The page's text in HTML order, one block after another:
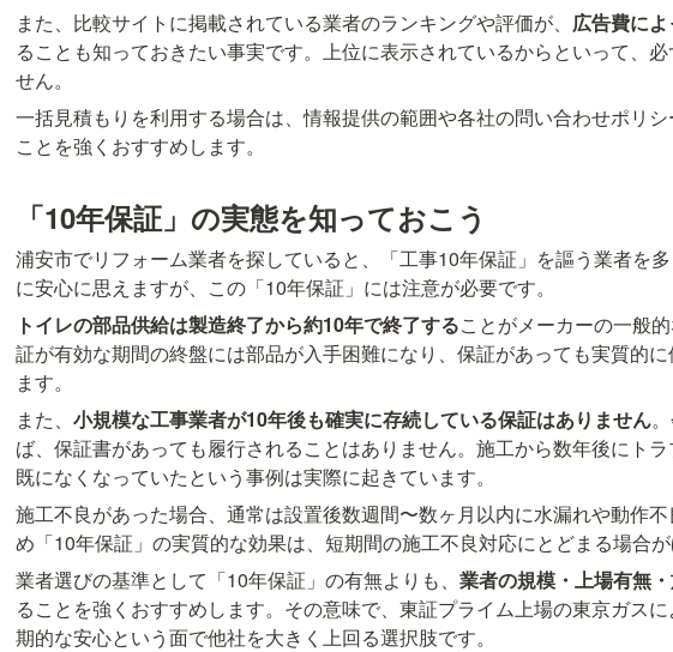
また、比較サイトに掲載されている業者のランキングや評価が、 広告費に
ることも知っておきたい事実です。上位に表示されているからといって、
せん。
一括見積もりを利用する場合は、情報提供の範囲や各社の問い合わせポリ
ことを強くおすすめします。
「10年保証」の実態を知っておこう
浦安市でリフォーム業者を探していると、「工事10年保証」を謳う業者を
に安心に思えますが、この「10年保証」には注意が必要です。
トイレの部品供給は製造終了から約10年で終了することがメーカーの一般
証が有効な期間の終盤には部品が入手困難になり、保証があっても実質的
ます。
また、 小規模な工事業者が10年後も確実に存続している保証はありません
ば、保証書があっても履行されることはありません。施工から数年後にト
既になくなっていたという事例は実際に起きています。
施工不良があった場合、通常は設置後数週間〜数ヶ月以内に水漏れや動作
め「10年保証」の実質的な効果は、短期間の施工不良対応にとどまる場合が
業者選びの基準として「10年保証」の有無よりも、 業者の規模・上場有無
ることを強くおすすめします。その意味で、東証プライム上場の東京ガス
期的な安心という面で他社を大きく上回る選択肢です。